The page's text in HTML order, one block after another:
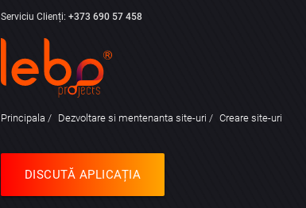
Serviciu Clienți: +373 690 57 458
Principala Dezvoltare si mentenanta site-uri Creare site-uri
DISCUTĂ APLICAȚIA